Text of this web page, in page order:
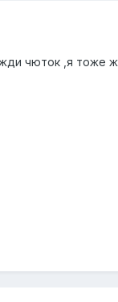
чюток ,я тоже